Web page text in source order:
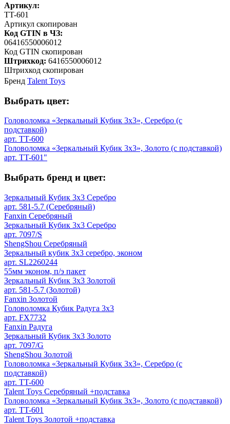
Артикул:
TT-601
Артикул скопирован
Код GTIN в ЧЗ:
06416550006012
Код GTIN скопирован
Штрихкод: 6416550006012
Штрихкод скопирован
Бренд Talent Toys
Выбрать цвет:
Головоломка «Зеркальный Кубик 3х3», Серебро (с
подставкой)
арт. TT-600
Головоломка «Зеркальный Кубик 3х3», Золото (с подставкой)
арт. TT-601"
Выбрать бренд и цвет:
Зеркальный Кубик 3х3 Серебро
арт. 581-5.7 (Серебряный)
Fanxin Серебряный
Зеркальный Кубик 3х3 Серебро
арт. 7097/S
ShengShou Серебряный
Зеркальный кубик 3х3 серебро, эконом
арт. SL2260244
55мм эконом, п/э пакет
Зеркальный Кубик 3х3 Золотой
арт. 581-5.7 (Золотой)
Fanxin Золотой
Головоломка Кубик Радуга 3х3
арт. FX7732
Fanxin Радуга
Зеркальный Кубик 3х3 Золото
арт. 7097/G
ShengShou Золотой
Головоломка «Зеркальный Кубик 3х3», Серебро (с
подставкой)
арт. TT-600
Talent Toys Серебряный +подставка
Головоломка «Зеркальный Кубик 3х3», Золото (с подставкой)
арт. TT-601
Talent Toys Золотой +подставка